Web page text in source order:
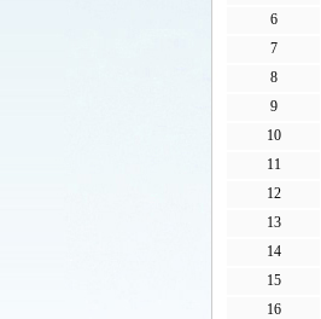
6
7
8
9
10
11
12
13
14
15
16